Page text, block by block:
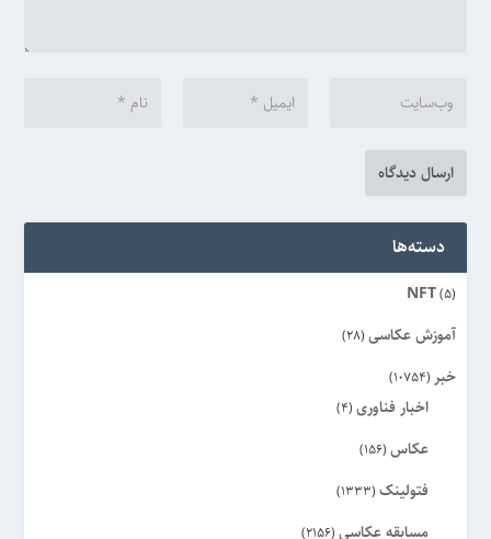
دسته‌ها
NFT(5)
آموزش عکاسی (28)
خبر (10754)
اخبار فناوری (4)
عکاس (156)
فتولینک (1333)
مسابقه عکاسی (2156)